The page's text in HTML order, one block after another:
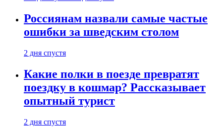
Россиянам назвали самые частые
ошибки за шведским столом
2 дня спустя
Какие полки в поезде превратят
поездку в кошмар? Рассказывает
опытный турист
2 дня спустя